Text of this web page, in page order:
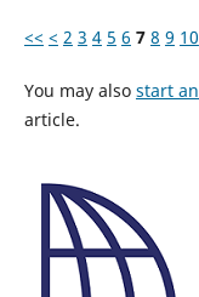
<< < 2 3 4 5 6 7 8 9 10
You may also start
article.